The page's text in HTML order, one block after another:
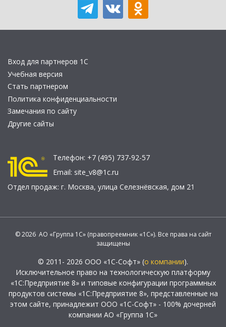
Вход для партнеров 1С
Учебная версия
Стать партнером
Политика конфиденциальности
Замечания по сайту
Другие сайты
Телефон: +7 (495) 737-92-57
Email: site_v8@1c.ru
Отдел продаж: г. Москва, улица Селезнёвская, дом 21
© 2026 АО «Группа 1С» (правопреемник «1С»). Все права на сайт
защищены
© 2011- 2026 ООО «1С-Софт» (о компании).
Исключительное право на технологическую платформу
«1С:Предприятие 8» и типовые конфигурации программных
продуктов системы «1С:Предприятие 8», представленные на
этом сайте, принадлежит ООО «1С-Софт» - 100% дочерней
компании АО «Группа 1С»